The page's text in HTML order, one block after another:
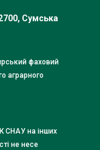
Сумська
фаховий
аграрного
СНАУ на інших
не несе